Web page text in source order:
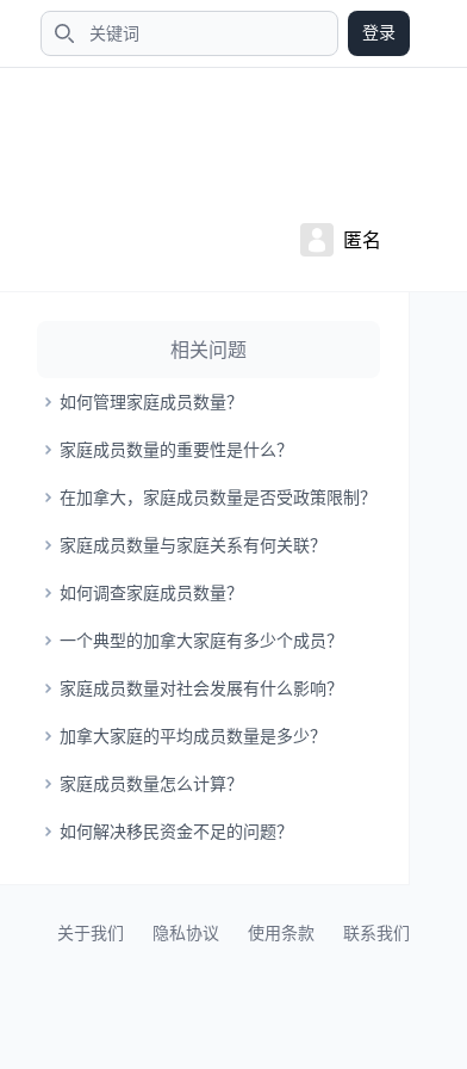
搜索
登录
匿名
相关问题
如何管理家庭成员数量？
家庭成员数量的重要性是什么？
在加拿大，家庭成员数量是否受政策限制？
家庭成员数量与家庭关系有何关联？
如何调查家庭成员数量？
一个典型的加拿大家庭有多少个成员？
家庭成员数量对社会发展有什么影响？
加拿大家庭的平均成员数量是多少？
家庭成员数量怎么计算？
如何解决移民资金不足的问题？
关于我们 隐私协议 使用条款 联系我们